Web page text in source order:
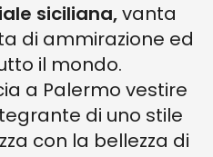
siciliana,vanta
di ammirazione ed
il mondo.
a Palermo vestire
di uno stile
con la bellezza di